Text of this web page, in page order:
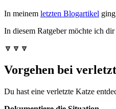
In meinem letzten Blogartikel
In diesem Ratgeber möchte ich
🔽🔽🔽
Vorgehen bei
Du hast eine verletzte Katze